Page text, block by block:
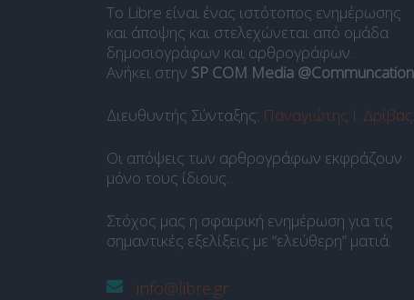
Το Libre είναι ένας ιστότοπος ενημέρωσης
και άποψης και στελεχώνεται από ομάδα
δημοσιογράφων και αρθρογράφων.
Ανήκει στην SP COM Media
Διευθυντής Σύνταξης: Παναγιώτης Ι. Δρίβας
Οι απόψεις των αρθρογράφων εκφράζουν
μόνο τους ίδιους.
Στόχος μας η σφαιρική ενημέρωση για τις
σημαντικές εξελίξεις με “ελεύθερη” ματιά.
info@libre.gr